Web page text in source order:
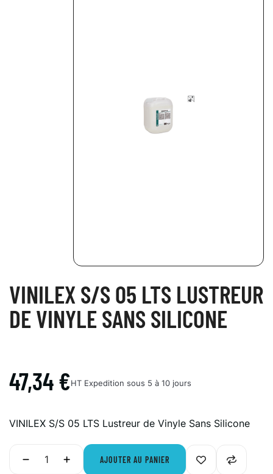
VINILEX S/S 05 LTS LUSTREUR
DE VINYLE SANS SILICONE
47,34 €HT Expedition sous 5 à 10 jours
VINILEX S/S 05 LTS Lustreur de Vinyle Sans Silicone
AJOUTER AU PANIER